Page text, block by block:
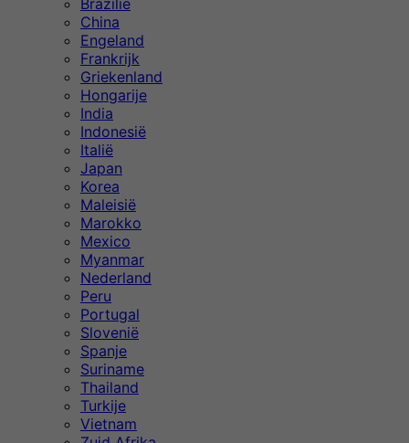
Brazilië
China
Engeland
Frankrijk
Griekenland
Hongarije
India
Indonesië
Italië
Japan
Korea
Maleisië
Marokko
Mexico
Myanmar
Nederland
Peru
Portugal
Slovenië
Spanje
Suriname
Thailand
Turkije
Vietnam